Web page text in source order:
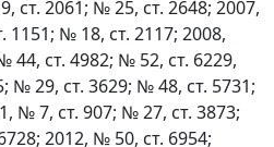
ст. 2061; № 25, ст. 2648; 2007,
1151; № 18, ст. 2117; 2008,
44, ст. 4982; № 52, ст. 6229,
№ 29, ст. 3629; № 48, ст. 5731;
№ 7, ст. 907; № 27, ст. 3873;
2012, № 50, ст. 6954;